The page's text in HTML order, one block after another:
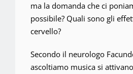
ma la domanda che ci
possibile? Quali sono gli
cervello?
Secondo il neurologo
ascoltiamo musica si